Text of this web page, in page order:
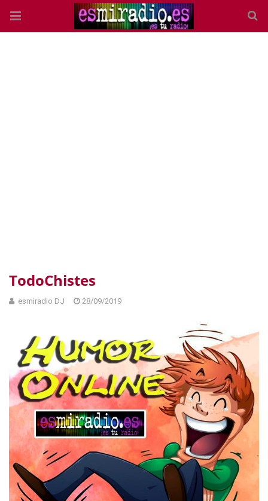
TodoChistes
esmiradio DJ 28/09/2019